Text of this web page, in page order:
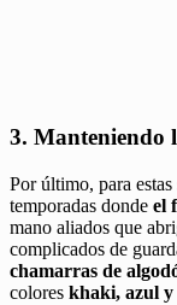
3. Manteniendo
Por último, para
temporadas donde el
mano aliados que
complicados de
chamarras de
colores khaki, azul y